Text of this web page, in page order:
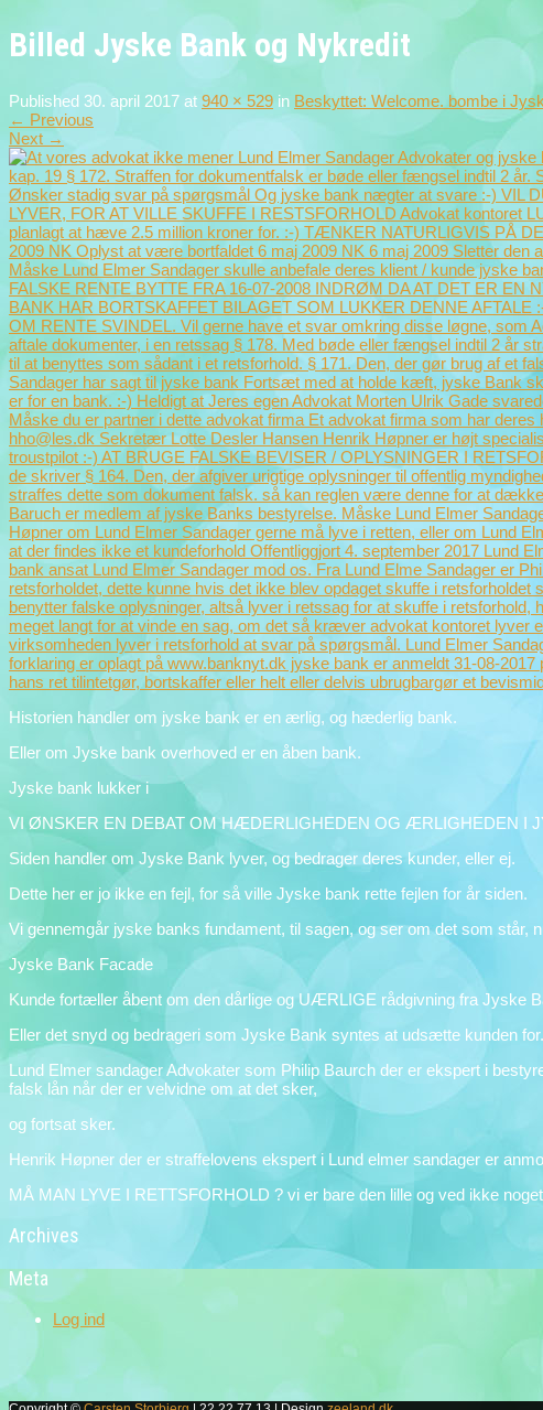
Billed Jyske Bank og Nykredit
Published 30. april 2017 at 940 × 529 in Beskyttet: Welcome. bombe i
← Previous
Next →
Historien handler om jyske bank er en ærlig, og hæderlig bank.
Eller om Jyske bank overhoved er en åben bank.
Jyske bank lukker i
VI ØNSKER EN DEBAT OM HÆDERLIGHEDEN OG ÆRLIGHEDEN I
Siden handler om Jyske Bank lyver, og bedrager deres kunder, eller ej.
Dette her er jo ikke en fejl, for så ville Jyske bank rette fejlen for år siden.
Vi gennemgår jyske banks fundament, til sagen, og ser om det som står,
Jyske Bank Facade
Kunde fortæller åbent om den dårlige og UÆRLIGE rådgivning fra Jyske
Eller det snyd og bedrageri som Jyske Bank syntes at udsætte kunden for.
Lund Elmer sandager Advokater som Philip Baurch der er ekspert i
falsk lån når der er velvidne om at det sker,
og fortsat sker.
Henrik Høpner der er straffelovens ekspert i Lund elmer sandager er
MÅ MAN LYVE I RETTSFORHOLD ? vi er bare den lille og ved ikke
Archives
Meta
Log ind